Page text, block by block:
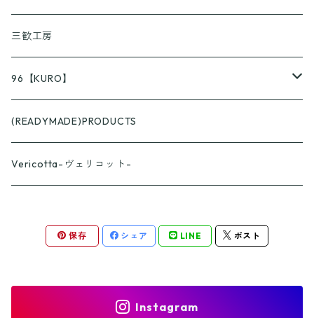
KUSURASHI
三歓工房
96【KURO】
つやつや
スプーン
ざらざら
フォーク
おくりものパッケージ
パッケージA
(READYMADE)PRODUCTS
Vericotta-ヴェリコット-
保存 シェア LINE ポスト
Instagram